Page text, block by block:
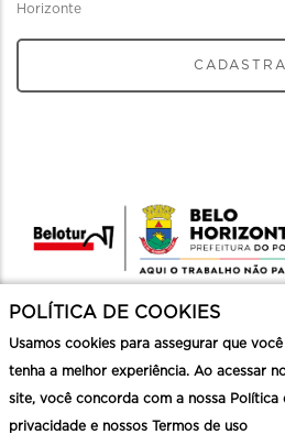
Horizonte
POLÍTICA DE COOKIES
Usamos cookies para assegurar que você
tenha a melhor experiência. Ao acessar
site, você concorda com a nossa Política
privacidade e nossos Termos de uso